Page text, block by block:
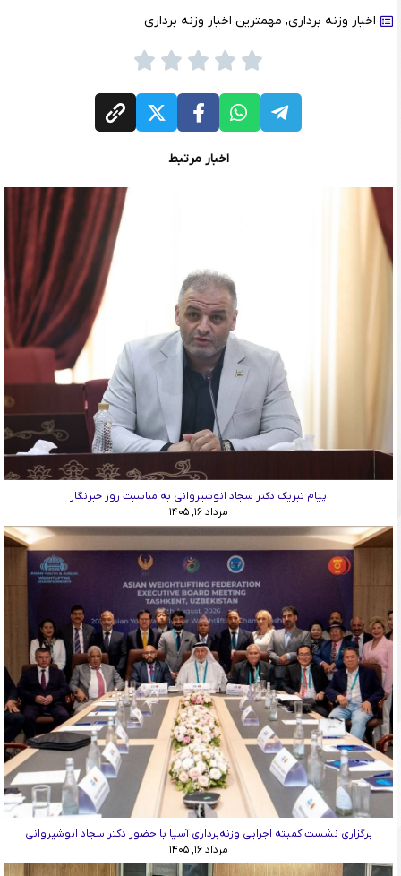
اخبار وزنه برداری, مهمترین اخبار وزنه برداری
اخبار مرتبط
پیام تبریک دکتر سجاد انوشیروانی به مناسبت روز خبرنگار
مرداد ۱۶, ۱۴۰۵
برگزاری نشست کمیته اجرایی وزنه‌برداری آسیا با حضور دکتر سجاد انوشیروانی
مرداد ۱۶, ۱۴۰۵